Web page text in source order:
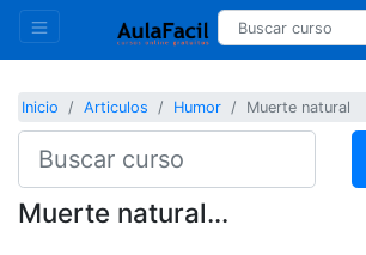
Inicio Articulos Humor Muerte natural
Muerte natural...